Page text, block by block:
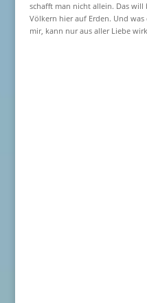
schafft man nicht allein. Das
Völkern hier auf Erden. Und
mir, kann nur aus aller Liebe